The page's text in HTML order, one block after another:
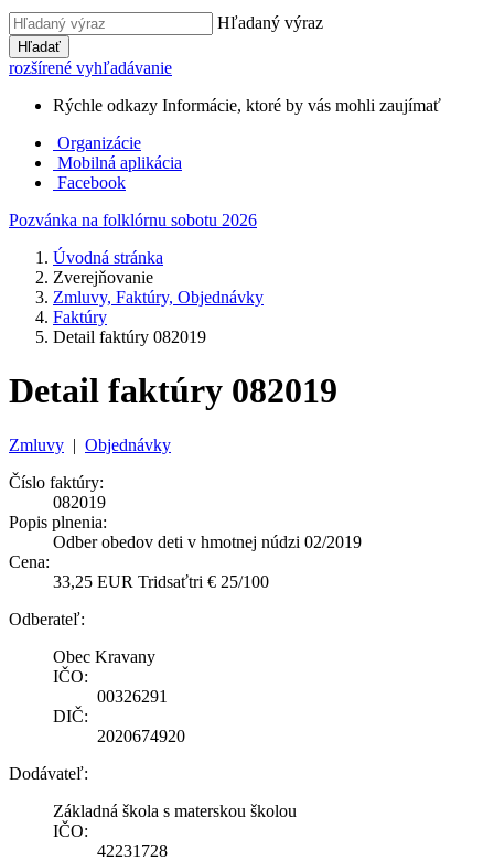
Hľadaný výraz
Hľadať
rozšírené vyhľadávanie
Rýchle odkazy Informácie, ktoré by vás mohli zaujímať
Organizácie
Mobilná aplikácia
Facebook
Pozvánka na folklórnu sobotu 2026
Úvodná stránka
Zverejňovanie
Zmluvy, Faktúry, Objednávky
Faktúry
Detail faktúry 082019
Detail faktúry 082019
Zmluvy | Objednávky
Číslo faktúry:
082019
Popis plnenia:
Odber obedov deti v hmotnej núdzi 02/2019
Cena:
33,25 EUR Tridsaťtri € 25/100
Odberateľ:
Obec Kravany
IČO:
00326291
DIČ:
2020674920
Dodávateľ:
Základná škola s materskou školou
IČO:
42231728